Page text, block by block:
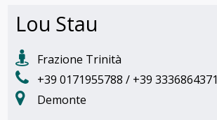
Lou Stau
Frazione Trinità
+39 0171955788 / +39 3336864371
Demonte